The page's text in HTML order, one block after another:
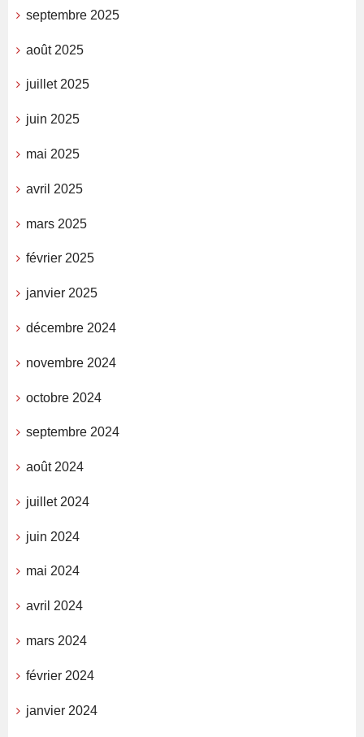
septembre 2025
août 2025
juillet 2025
juin 2025
mai 2025
avril 2025
mars 2025
février 2025
janvier 2025
décembre 2024
novembre 2024
octobre 2024
septembre 2024
août 2024
juillet 2024
juin 2024
mai 2024
avril 2024
mars 2024
février 2024
janvier 2024